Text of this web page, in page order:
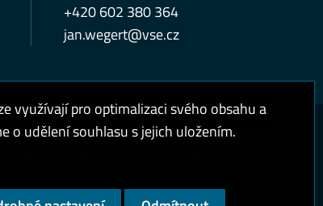
+420 602 380 364
jan.wegert@vse.cz
využívají pro optimalizaci svého obsahu a
o udělení souhlasu s jejich uložením.